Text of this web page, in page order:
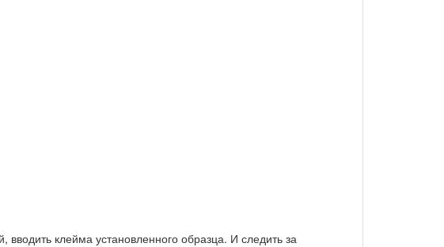
клейма установленного образца. И следить за